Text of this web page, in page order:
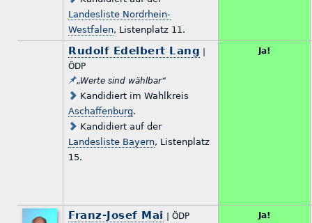
Landesliste Nordrhein-
Westfalen, Listenplatz 11.
Rudolf Edelbert Lang
ÖDP
„Werte sind wählbar“
Kandidiert im Wahlkreis
Aschaffenburg.
Kandidiert auf der
Landesliste Bayern, Listenplatz
15.
Ja!
Franz-Josef Mai
| ÖDP
Ja!